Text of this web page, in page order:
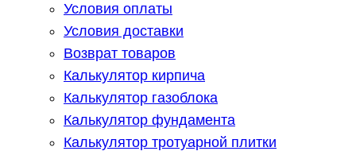
Условия оплаты
Условия доставки
Возврат товаров
Калькулятор кирпича
Калькулятор газоблока
Калькулятор фундамента
Калькулятор тротуарной плитки